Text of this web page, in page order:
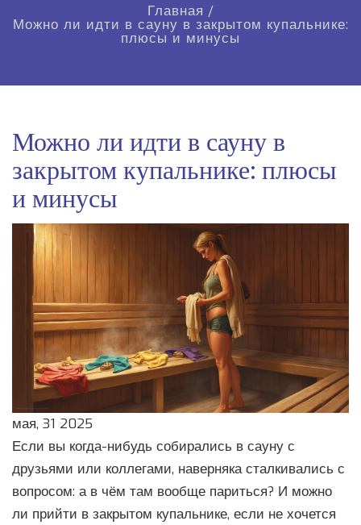
Главная /
Можно ли идти в сауну в закрытом купальнике:
плюсы и минусы
Можно ли идти в сауну в
закрытом купальнике: плюсы
и минусы
мая, 31 2025
Если вы когда-нибудь собирались в сауну с
друзьями или коллегами, наверняка сталкивались с
вопросом: а в чём там вообще париться? И можно
ли прийти в закрытом купальнике, если не хочется